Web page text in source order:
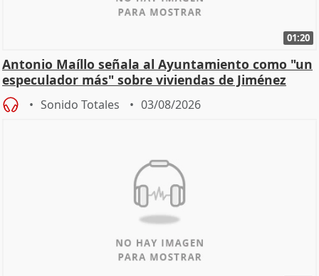
01:20
Antonio Maíllo señala al Ayuntamiento como "un
especulador más" sobre viviendas de Jiménez
Becerril
Sonido Totales 03/08/2026